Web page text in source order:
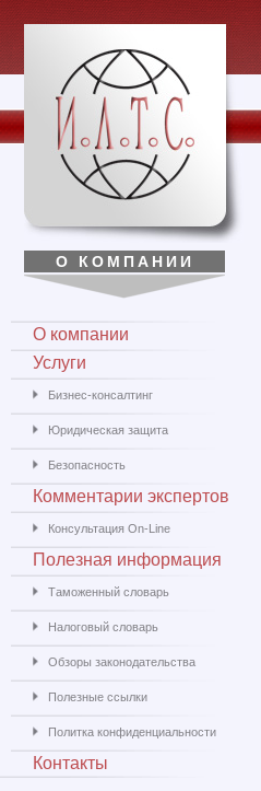
О КОМПАНИИ
О компании
Услуги
Бизнес-консалтинг
Юридическая защита
Безопасность
Комментарии экспертов
Консультация On-Line
Полезная информация
Таможенный словарь
Налоговый словарь
Обзоры законодательства
Полезные ссылки
Политка конфиденциальности
Контакты